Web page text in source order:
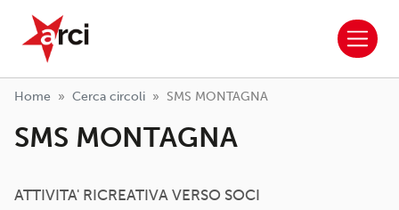
Salta al contenuto principale
ARCI APS
Home Cerca circoli SMS MONTAGNA
SMS MONTAGNA
ATTIVITA' RICREATIVA VERSO SOCI